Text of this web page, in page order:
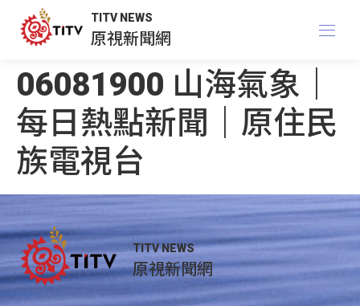
TITV NEWS
原視新聞網
06081900 山海氣象｜
每日熱點新聞｜原住民
族電視台
TITV NEWS
原視新聞網